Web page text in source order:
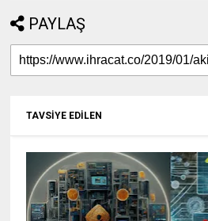
PAYLAŞ
TAVSİYE EDİLEN